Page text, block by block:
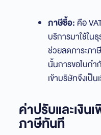
ภาษีซื้อ: คือ
บริการมาใช้ใน
ช่วยลดภาระภ
นั้นการขอใบก
เข้าบริษัทจึงเป็
ค่าปรับและเงิน
ภาษีทันที